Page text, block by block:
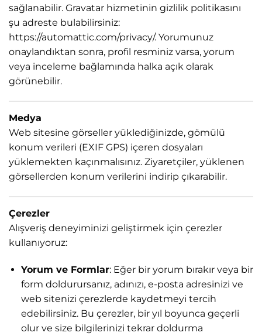
sağlanabilir. Gravatar hizmetinin gizlilik politikasını
şu adreste bulabilirsiniz:
https://automattic.com/privacy/. Yorumunuz
onaylandıktan sonra, profil resminiz varsa, yorum
veya inceleme bağlamında halka açık olarak
görünebilir.
Medya
Web sitesine görseller yüklediğinizde, gömülü
konum verileri (EXIF GPS) içeren dosyaları
yüklemekten kaçınmalısınız. Ziyaretçiler, yüklenen
görsellerden konum verilerini indirip çıkarabilir.
Çerezler
Alışveriş deneyiminizi geliştirmek için çerezler
kullanıyoruz:
Yorum ve Formlar: Eğer bir yorum bırakır veya bir
form doldurursanız, adınızı, e-posta adresinizi ve
web sitenizi çerezlerde kaydetmeyi tercih
edebilirsiniz. Bu çerezler, bir yıl boyunca geçerli
olur ve size bilgilerinizi tekrar doldurma